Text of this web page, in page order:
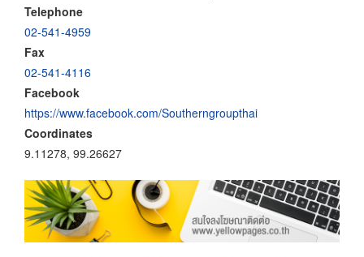
Telephone
02-541-4959
Fax
02-541-4116
Facebook
https://www.facebook.com/Southerngroupthai
Coordinates
9.11278, 99.26627